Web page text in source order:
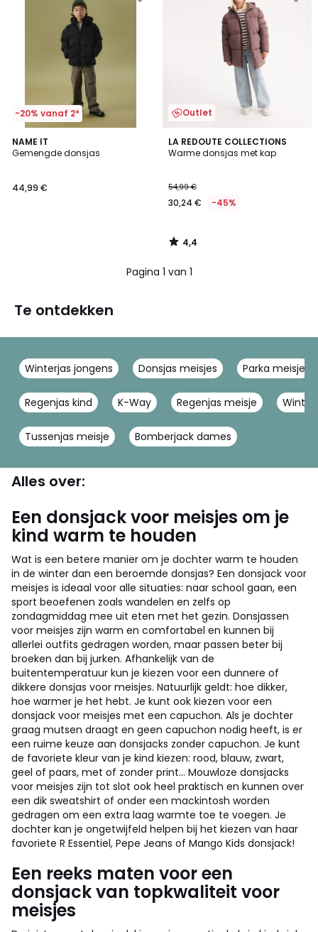
-20% vanaf 2*
NAME IT
Gemengde donsjas
44,99 €
Outlet
LA REDOUTE COLLECTIONS
Warme donsjas met kap
54,99 €
30,24 € -45%
4,4
/ 5
4,4
/
Pagina 1 van 1
Te ontdekken
Winterjas jongens Donsjas meisjes Parka meisje
Regenjas kind K-Way Regenjas meisje
Tussenjas meisje Bomberjack dames
Alles over:
Een donsjack voor meisjes om je
kind warm te houden
Wat is een betere manier om je dochter warm te houden
in de winter dan een beroemde donsjas? Een donsjack voor
meisjes is ideaal voor alle situaties: naar school gaan, een
sport beoefenen zoals wandelen en zelfs op
zondagmiddag mee uit eten met het gezin. Donsjassen
voor meisjes zijn warm en comfortabel en kunnen bij
allerlei outfits gedragen worden, maar passen beter bij
broeken dan bij jurken. Afhankelijk van de
buitentemperatuur kun je kiezen voor een dunnere of
dikkere donsjas voor meisjes. Natuurlijk geldt: hoe dikker,
hoe warmer je het hebt. Je kunt ook kiezen voor een
donsjack voor meisjes met een capuchon. Als je dochter
graag mutsen draagt en geen capuchon nodig heeft, is er
een ruime keuze aan donsjacks zonder capuchon. Je kunt
de favoriete kleur van je kind kiezen: rood, blauw, zwart,
geel of paars, met of zonder print... Mouwloze donsjacks
voor meisjes zijn tot slot ook heel praktisch en kunnen over
een dik sweatshirt of onder een mackintosh worden
gedragen om een extra laag warmte toe te voegen. Je
dochter kan je ongetwijfeld helpen bij het kiezen van haar
favoriete R Essentiel, Pepe Jeans of Mango Kids donsjack!
Een reeks maten voor een
donsjack van topkwaliteit voor
meisjes